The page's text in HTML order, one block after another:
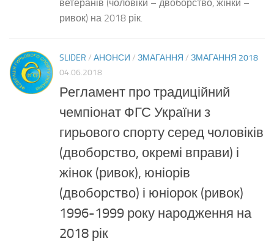
ветеранів (чоловіки – двоборство, жінки –
ривок) на 2018 рік.
SLIDER / АНОНСИ / ЗМАГАННЯ / ЗМАГАННЯ 2018
04.06.2018
Регламент про традиційний
чемпіонат ФГС України з
гирьового спорту серед чоловіків
(двоборство, окремі вправи) і
жінок (ривок), юніорів
(двоборство) і юніорок (ривок)
1996-1999 року народження на
2018 рік